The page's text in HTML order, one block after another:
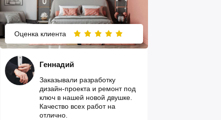
Оценка клиента
Заказывали разработку
дизайн-проекта и ремонт под
ключ в нашей новой двушке.
Качество всех работ на
отлично.
Геннадий